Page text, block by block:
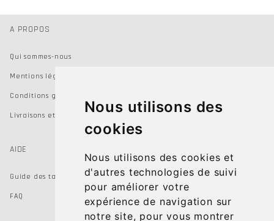
Nous utilisons des
cookies
Nous utilisons des cookies et
d'autres technologies de suivi
pour améliorer votre
expérience de navigation sur
notre site, pour vous montrer
A PROPOS
Qui sommes-nous
Mentions légales
Conditions générales de vente
Livraisons et Retours
AIDE
Guide des tailles
FAQ